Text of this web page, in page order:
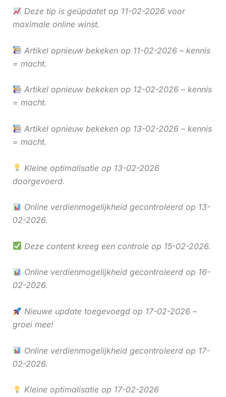
Deze tip is geüpdatet op 11-02-2026 voor
maximale online winst.
Artikel opnieuw bekeken op 11-02-2026 – kennis
= macht.
Artikel opnieuw bekeken op 12-02-2026 – kennis
= macht.
Artikel opnieuw bekeken op 13-02-2026 – kennis
= macht.
Kleine optimalisatie op 13-02-2026
doorgevoerd.
Online verdienmogelijkheid gecontroleerd op 13-
02-2026.
Deze content kreeg een controle op 15-02-2026.
Online verdienmogelijkheid gecontroleerd op 16-
02-2026.
Nieuwe update toegevoegd op 17-02-2026 –
groei mee!
Online verdienmogelijkheid gecontroleerd op 17-
02-2026.
Kleine optimalisatie op 17-02-2026